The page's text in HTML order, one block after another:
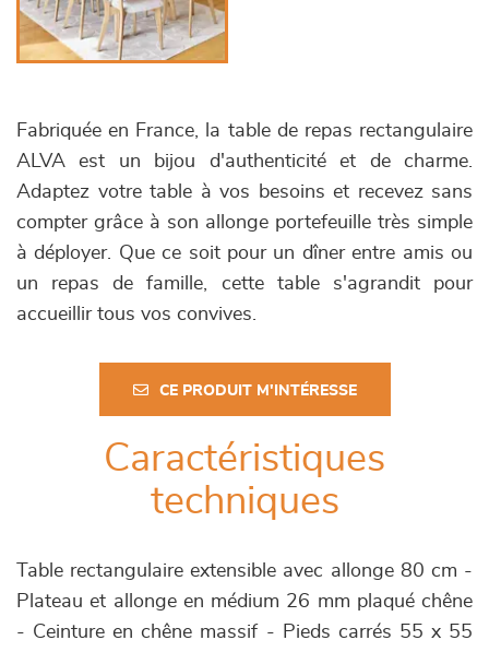
Fabriquée en France, la table de repas rectangulaire
ALVA est un bijou d'authenticité et de charme.
Adaptez votre table à vos besoins et recevez sans
compter grâce à son allonge portefeuille très simple
à déployer. Que ce soit pour un dîner entre amis ou
un repas de famille, cette table s'agrandit pour
accueillir tous vos convives.
CE PRODUIT M'INTÉRESSE
Caractéristiques
techniques
Table rectangulaire extensible avec allonge 80 cm -
Plateau et allonge en médium 26 mm plaqué chêne
- Ceinture en chêne massif - Pieds carrés 55 x 55